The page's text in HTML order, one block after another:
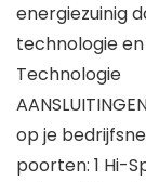
energiezuinig
technologie
Technologie
op je
poorten: 1 Hi-